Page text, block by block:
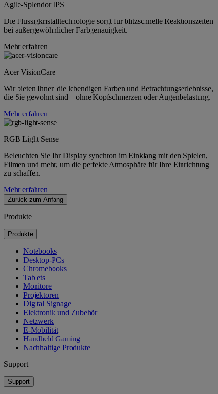
Agile-Splendor IPS
Die Flüssigkristalltechnologie sorgt für blitzschnelle Reaktionszeiten
bei außergewöhnlicher Farbgenauigkeit.
Mehr erfahren
Acer VisionCare
Wir bieten Ihnen die lebendigen Farben und Betrachtungserlebnisse,
die Sie gewohnt sind – ohne Kopfschmerzen oder Augenbelastung.
Mehr erfahren
RGB Light Sense
Beleuchten Sie Ihr Display synchron im Einklang mit den Spielen,
Filmen und mehr, um die perfekte Atmosphäre für Ihre Einrichtung
zu schaffen.
Mehr erfahren
Zurück zum Anfang
Produkte
Produkte
Notebooks
Desktop-PCs
Chromebooks
Tablets
Monitore
Projektoren
Digital Signage
Elektronik und Zubehör
Netzwerk
E-Mobilität
Handheld Gaming
Nachhaltige Produkte
Support
Support